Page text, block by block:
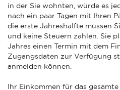
in der Sie wohnten, würde es
nach ein paar Tagen mit Ihren
die erste Jahreshälfte müssen
und keine Steuern zahlen. Sie
Jahres einen Termin mit dem
Zugangsdaten zur Verfügung
anmelden können.
Ihr Einkommen für das